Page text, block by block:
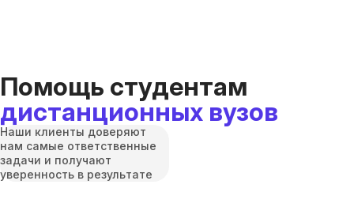
Помощь студентам
дистанционных вузов
Наши клиенты доверяют
нам самые ответственные
задачи и получают
уверенность в результате